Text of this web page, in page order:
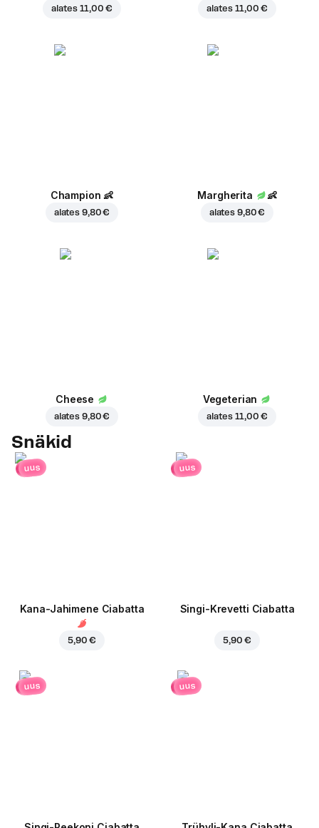
alates 11,00 € alates 11,00 €
Champion 👶
alates 9,80 €
Margherita 👶
alates 9,80 €
Cheese
alates 9,80 €
Vegeterian
alates 11,00 €
Snäkid
uus
Kana-Jahimene Ciabatta
5,90 €
uus
Singi-Krevetti Ciabatta
5,90 €
uus uus